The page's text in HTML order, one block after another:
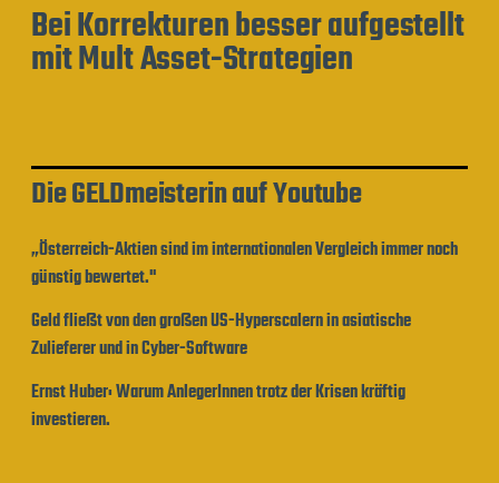
Bei Korrekturen besser aufgestellt
mit Mult Asset-Strategien
Die GELDmeisterin auf Youtube
„Österreich-Aktien sind im internationalen Vergleich immer noch
günstig bewertet."
Geld fließt von den großen US-Hyperscalern in asiatische
Zulieferer und in Cyber-Software
Ernst Huber: Warum AnlegerInnen trotz der Krisen kräftig
investieren.